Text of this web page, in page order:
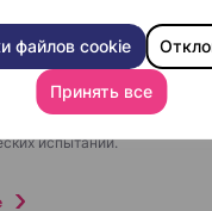
файлов cookie
Принять все
лет Хенрик проходил
терапию в рамках
заняться поисками
из Норвегии в клинику
CAR-T-клетками.
метода “перезапускать”
испытаний.